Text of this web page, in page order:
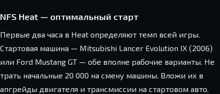
NFS Heat — оптимальный старт
Первые два часа в Heat определяют темп всей игры.
Стартовая машина — Mitsubishi Lancer Evolution IX (2006)
или Ford Mustang GT — обе вполне рабочие варианты. Не
трать начальные 20 000 на смену машины. Вложи их в
апгрейды двигателя и трансмиссии на стартовом авто.